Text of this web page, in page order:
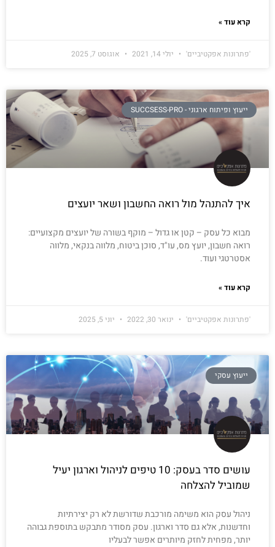
קרא עוד »
'פתרונות אפקטיביים' יולי 14, 2021 אוגוסט 7, 2025
ייעוץ ופיתוח ארגוני - SUCCSESS-PRO
איך להתנהל מול רואה החשבון ושאר יועצים
מבוא כל עסק – קטן או גדול – מוקף בשורה של יועצים מקצועיים:
רואה חשבון, יועץ מס, עו"ד, סוכן ביטוח, מלווה בנקאי, מלווה
אסטרטגי ועוד.
קרא עוד »
'פתרונות אפקטיביים' ינואר 30, 2022 יוני 5, 2025
ייעוץ עסקי
עושים סדר בעסק: 10 טיפים לניהול וארגון יעיל
שמוביל להצלחה
ניהול עסק הוא משימה מורכבת שדורשת לא רק יצירתיות
וחדשנות, אלא גם סדר וארגון. עסק מסודר מתבקש בתוספת גבוהה
יותר, מפחית לחזק מיותרים אפשר לבעליו